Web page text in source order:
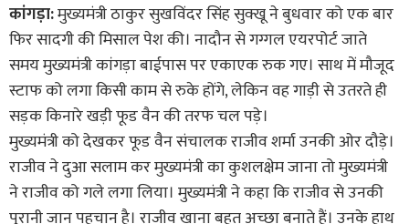
कांगड़ा:मुख्यमंत्री ठाकुर सुखविंदर सिंह सुक्खू ने बुधवार को एक बार
फिर सादगी की मिसाल पेश की। नादौन से गग्गल एयरपोर्ट जाते
समय मुख्यमंत्री कांगड़ा बाईपास पर एकाएक रुक गए। साथ में मौजूद
स्टाफ को लगा किसी काम से रुके होंगे, लेकिन वह गाड़ी से उतरते ही
सड़क किनारे खड़ी फूड वैन की तरफ चल पड़े।
मुख्यमंत्री को देखकर फूड वैन संचालक राजीव शर्मा उनकी ओर दौड़े।
राजीव ने दुआ सलाम कर मुख्यमंत्री का कुशलक्षेम जाना तो मुख्यमंत्री
ने राजीव को गले लगा लिया। मुख्यमंत्री ने कहा कि राजीव से उनकी